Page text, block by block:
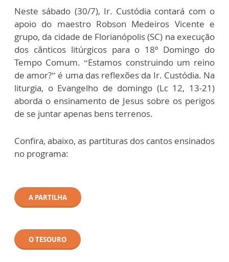
Neste sábado (30/7), Ir. Custódia contará com o
apoio do maestro Robson Medeiros Vicente e
grupo, da cidade de Florianópolis (SC) na execução
dos cânticos litúrgicos para o 18º Domingo do
Tempo Comum. “Estamos construindo um reino
de amor?” é uma das reflexões da Ir. Custódia. Na
liturgia, o Evangelho de domingo (Lc 12, 13-21)
aborda o ensinamento de Jesus sobre os perigos
de se juntar apenas bens terrenos.
Confira, abaixo, as partituras dos cantos ensinados
no programa:
A PARTILHA
O TESOURO